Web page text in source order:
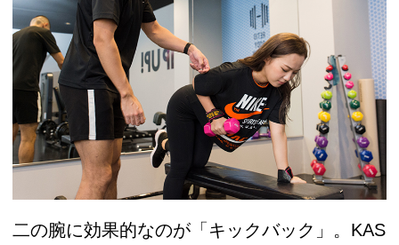
二の腕に効果的なのが「キックバック」。KAS